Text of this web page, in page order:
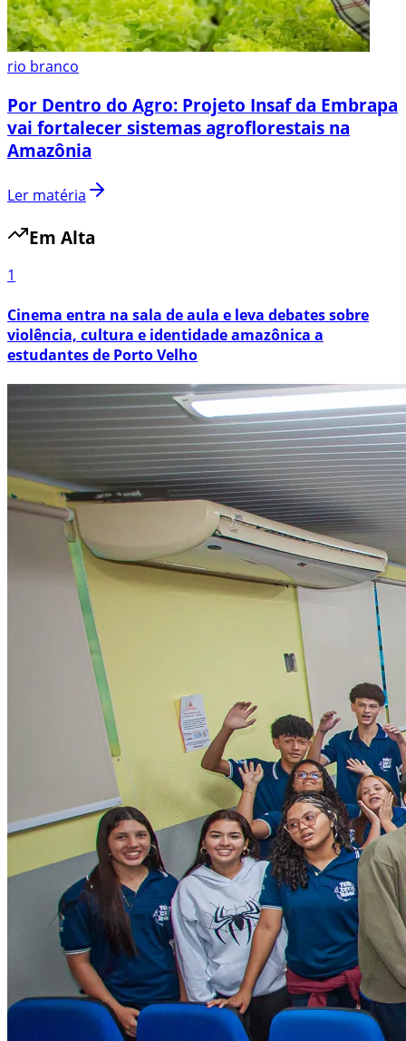
rio branco
Por Dentro do Agro: Projeto Insaf da Embrapa
vai fortalecer sistemas agroflorestais na
Amazônia
Ler matéria
Em Alta
1
Cinema entra na sala de aula e leva debates sobre
violência, cultura e identidade amazônica a
estudantes de Porto Velho